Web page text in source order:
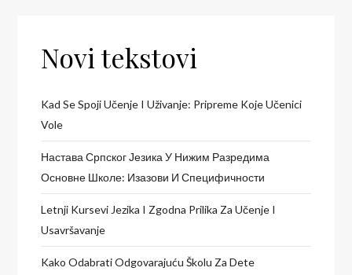
Novi tekstovi
Kad Se Spoji Učenje I Uživanje: Pripreme Koje Učenici
Vole
Настава Српског Језика У Нижим Разредима
Основне Школе: Изазови И Специфичности
Letnji Kursevi Jezika I Zgodna Prilika Za Učenje I
Usavršavanje
Kako Odabrati Odgovarajuću Školu Za Dete